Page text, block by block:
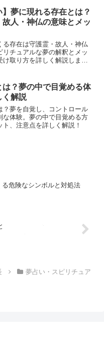
】夢に現れる存在とは？
故人・神仏の意味とメッ
る存在は守護霊・故人・神仏
リチュアルな夢の解釈とメッ
け取り方を詳しく解説しま
は？夢の中で目覚める体
く解説
？夢を自覚し、コントロール
な体験。夢の中で目覚める方
ト、注意点を詳しく解説！
る危険なシンボルと対処法
夢占い・スピリチュア